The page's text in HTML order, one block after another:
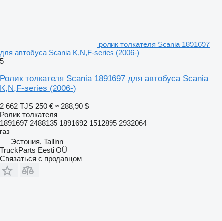
ролик толкателя Scania 1891697
для автобуса Scania K,N,F-series (2006-)
5
Ролик толкателя Scania 1891697 для автобуса Scania
K,N,F-series (2006-)
2 662 TJS 250 € ≈ 288,90 $
Ролик толкателя
1891697 2488135 1891692 1512895 2932064
газ
Эстония, Tallinn
TruckParts Eesti OÜ
Связаться с продавцом